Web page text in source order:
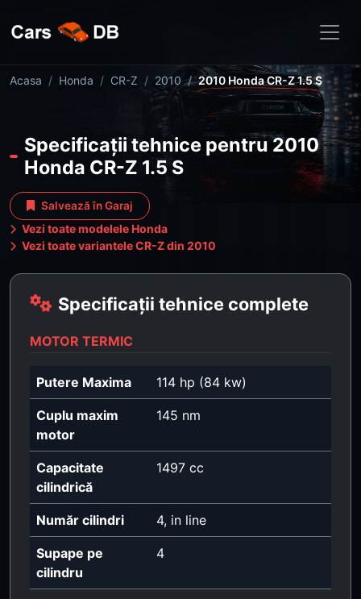
Acasa Honda CR-Z 2010 2010 Honda CR-Z 1.5 S
Specificații tehnice pentru 2010
Honda CR-Z 1.5 S
Salvează în Garaj
Vezi toate modelele Honda
Vezi toate variantele CR-Z din 2010
Specificații tehnice complete
MOTOR TERMIC
Putere Maxima 114 hp (84 kw)
Cuplu maxim
motor
145 nm
Capacitate
cilindrică
1497 cc
Număr cilindri 4, in line
Supape pe
cilindru
4